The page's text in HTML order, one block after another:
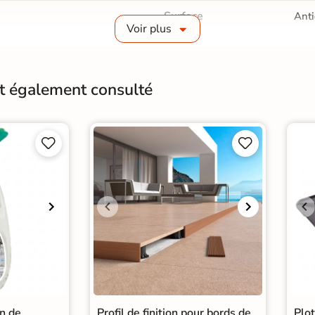
Surface
Conditionnement
Voir plus
également consulté

 
